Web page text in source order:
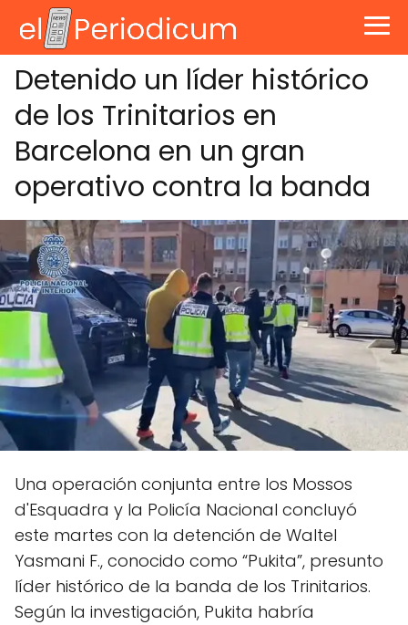
Detenido un líder histórico
de los Trinitarios en
Barcelona en un gran
operativo contra la banda
Una operación conjunta entre los Mossos
d'Esquadra y la Policía Nacional concluyó
este martes con la detención de Waltel
Yasmani F., conocido como “Pukita”, presunto
líder histórico de la banda de los Trinitarios.
Según la investigación, Pukita habría